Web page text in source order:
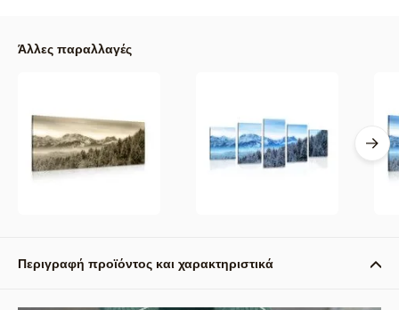
Άλλες παραλλαγές
Περιγραφή προϊόντος και χαρακτηριστικά